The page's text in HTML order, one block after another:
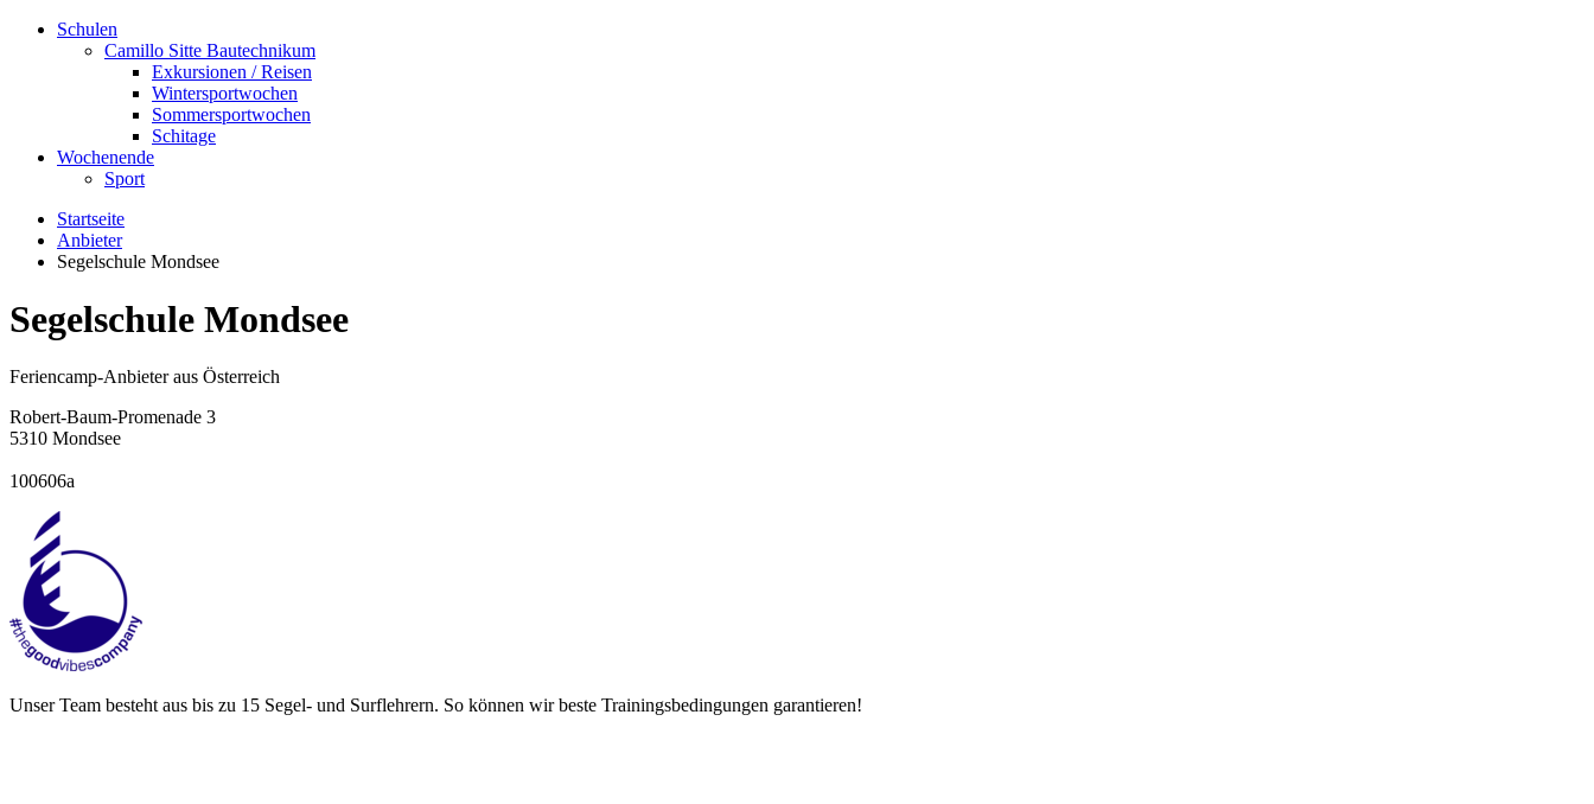
Schulen
Camillo Sitte Bautechnikum
Exkursionen / Reisen
Wintersportwochen
Sommersportwochen
Schitage
Wochenende
Sport
Startseite
Anbieter
Segelschule Mondsee
Segelschule Mondsee
Feriencamp-Anbieter aus Österreich
Robert-Baum-Promenade 3
5310 Mondsee
100606a
Unser Team besteht aus bis zu 15 Segel- und Surflehrern. So können wir beste Trainingsbedingungen garantieren!